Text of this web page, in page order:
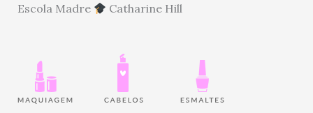
Escola Madre
Catharine Hill